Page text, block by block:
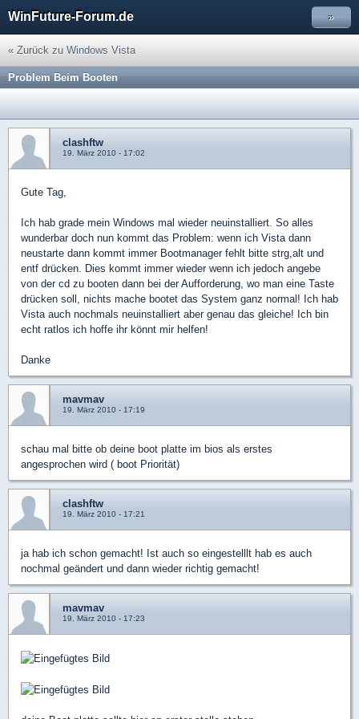
WinFuture-Forum.de »
« Zurück zu Windows Vista
Problem Beim Booten
clashftw
19. März 2010 - 17:02
Gute Tag,
Ich hab grade mein Windows mal wieder neuinstalliert. So alles
wunderbar doch nun kommt das Problem: wenn ich Vista dann
neustarte dann kommt immer Bootmanager fehlt bitte strg,alt und
entf drücken. Dies kommt immer wieder wenn ich jedoch angebe
von der cd zu booten dann bei der Aufforderung, wo man eine Taste
drücken soll, nichts mache bootet das System ganz normal! Ich hab
Vista auch nochmals neuinstalliert aber genau das gleiche! Ich bin
echt ratlos ich hoffe ihr könnt mir helfen!
Danke
mavmav
19. März 2010 - 17:19
schau mal bitte ob deine boot platte im bios als erstes
angesprochen wird ( boot Priorität)
clashftw
19. März 2010 - 17:21
ja hab ich schon gemacht! Ist auch so eingestelllt hab es auch
nochmal geändert und dann wieder richtig gemacht!
mavmav
19. März 2010 - 17:23